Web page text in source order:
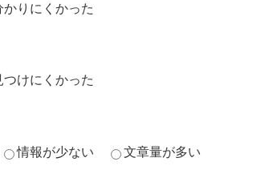
かりにくかった
つけにくかった
情報が少ない 文章量が多い